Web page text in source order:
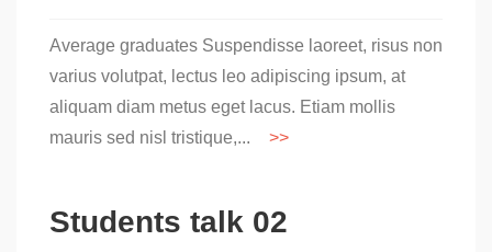
Average graduates Suspendisse laoreet, risus non
varius volutpat, lectus leo adipiscing ipsum, at
aliquam diam metus eget lacus. Etiam mollis
mauris sed nisl tristique,...
Students talk 02